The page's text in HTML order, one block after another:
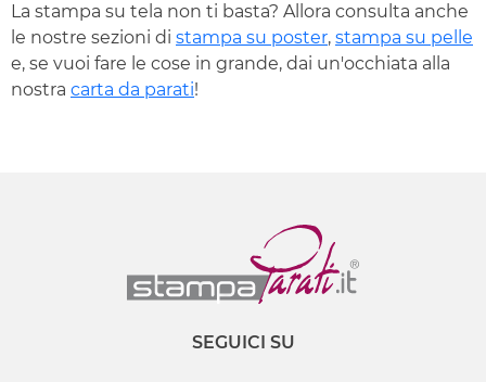
La stampa su tela non ti basta? Allora consulta anche
le nostre sezioni di stampa su poster, stampa su pelle
e, se vuoi fare le cose in grande, dai un'occhiata alla
nostra carta da parati!
SEGUICI SU